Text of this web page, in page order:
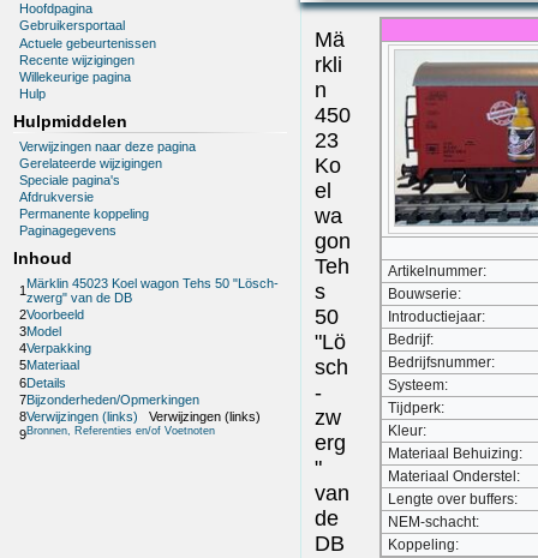
Hoofdpagina
Gebruikersportaal
Actuele gebeurtenissen
Recente wijzigingen
Willekeurige pagina
Hulp
Hulpmiddelen
Verwijzingen naar deze pagina
Gerelateerde wijzigingen
Speciale pagina's
Afdrukversie
Permanente koppeling
Paginagegevens
Inhoud
1 Märklin 45023 Koel wagon Tehs 50 "Lösch-
zwerg" van de DB
2Voorbeeld
3Model
4Verpakking
5Materiaal
6Details
7Bijzonderheden/Opmerkingen
8Verwijzingen (links)
Verwijzingen (links)
9Bronnen, Referenties en/of Voetnoten
Artikelnummer:
Bouwserie:
Introductiejaar:
Bedrijf:
Bedrijfsnummer:
Systeem:
Tijdperk:
Kleur:
Materiaal Behuizing:
Materiaal Onderstel:
Lengte over buffers:
NEM-schacht:
Koppeling:
Mä
rkli
n
450
23
Ko
el
wa
gon
Teh
s
50
"Lö
sch
-
zw
erg
"
van
de
DB